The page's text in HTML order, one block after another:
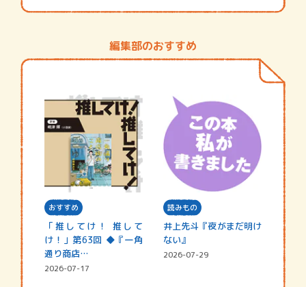
編集部のおすすめ
おすすめ
「推してけ！ 推して
け！」第63回 ◆『一角
通り商店…
2026-07-17
読みもの
井上先斗『夜がまだ明け
ない』
2026-07-29